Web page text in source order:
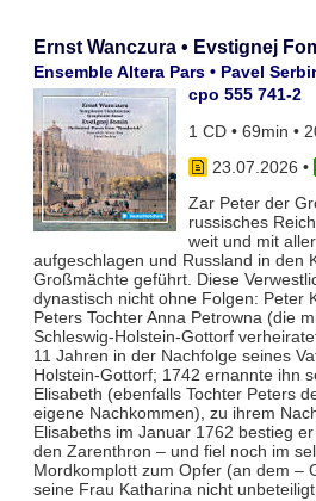
Ernst Wanczura • Evstignej
Ensemble Altera Pars • Pavel
cpo 555 741-2
1 CD • 69min •
23.07.2026 •
Zar Peter der
russisches
weit und mit
aufgeschlagen und Russland in den
Großmächte geführt. Diese
dynastisch nicht ohne Folgen: Peter
Peters Tochter Anna Petrowna (die
Schleswig-Holstein-Gottorf
11 Jahren in der Nachfolge seines
Holstein-Gottorf; 1742 ernannte ihn
Elisabeth (ebenfalls Tochter Peters
eigene Nachkommen), zu ihrem
Elisabeths im Januar 1762 bestieg
den Zarenthron – und fiel noch im
Mordkomplott zum Opfer (an dem –
seine Frau Katharina nicht